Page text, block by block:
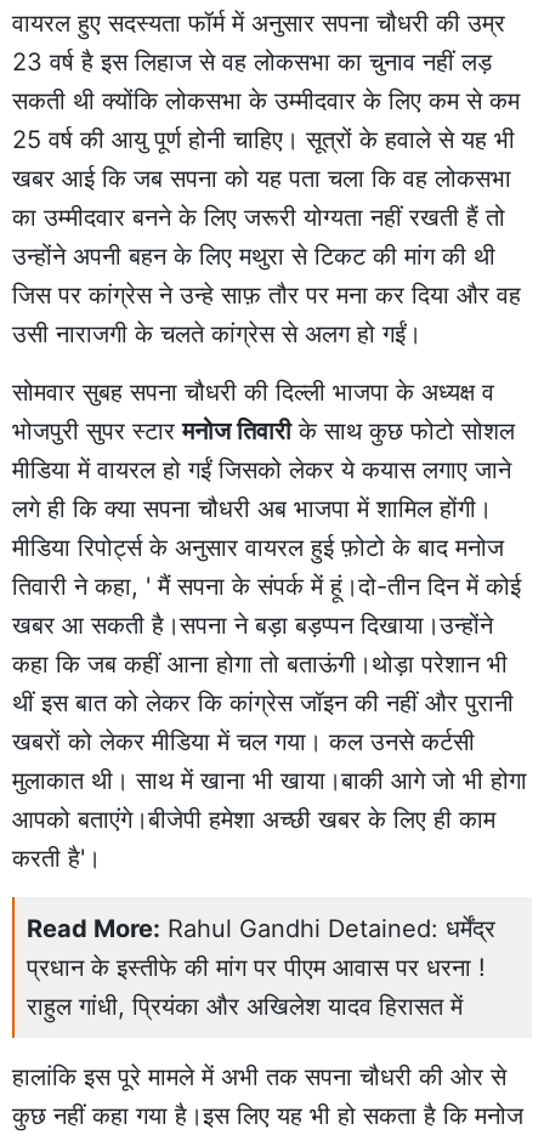
वायरल हुए सदस्यता फॉर्म में अनुसार सपना चौधरी की उम्र
23 वर्ष है इस लिहाज से वह लोकसभा का चुनाव नहीं लड़
सकती थी क्योंकि लोकसभा के उम्मीदवार के लिए कम से कम
25 वर्ष की आयु पूर्ण होनी चाहिए। सूत्रों के हवाले से यह भी
खबर आई कि जब सपना को यह पता चला कि वह लोकसभा
का उम्मीदवार बनने के लिए जरूरी योग्यता नहीं रखती हैं तो
उन्होंने अपनी बहन के लिए मथुरा से टिकट की मांग की थी
जिस पर कांग्रेस ने उन्हे साफ़ तौर पर मना कर दिया और वह
उसी नाराजगी के चलते कांग्रेस से अलग हो गईं।
सोमवार सुबह सपना चौधरी की दिल्ली भाजपा के अध्यक्ष व
भोजपुरी सुपर स्टारमनोज तिवारीके साथ कुछ फोटो सोशल
मीडिया में वायरल हो गईं जिसको लेकर ये कयास लगाए जाने
लगे ही कि क्या सपना चौधरी अब भाजपा में शामिल होंगी।
मीडिया रिपोर्ट्स के अनुसार वायरल हुई फ़ोटो के बाद मनोज
तिवारी ने कहा, ' मैं सपना के संपर्क में हूं।दो-तीन दिन में कोई
खबर आ सकती है।सपना ने बड़ा बड़प्पन दिखाया।उन्‍होंने
कहा कि जब कहीं आना होगा तो बताऊंगी।थोड़ा परेशान भी
थीं इस बात को लेकर कि कांग्रेस जॉइन की नहीं और पुरानी
खबरों को लेकर मीडिया में चल गया। कल उनसे कर्टसी
मुलाकात थी। साथ में खाना भी खाया।बाकी आगे जो भी होगा
आपको बताएंगे।बीजेपी हमेशा अच्छी खबर के लिए ही काम
करती है'।
Read More: Rahul Gandhi Detained: धर्मेंद्र
प्रधान के इस्तीफे की मांग पर पीएम आवास पर धरना !
राहुल गांधी, प्रियंका और अखिलेश यादव हिरासत में
हालांकि इस पूरे मामले में अभी तक सपना चौधरी की ओर से
कुछ नहीं कहा गया है।इस लिए यह भी हो सकता है कि मनोज